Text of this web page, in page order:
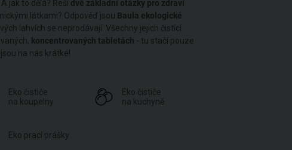
jak to dělá? Řeší dvě základní otázky pro zdraví
látkami? Odpověď jsou Baula ekologické
lahvích se neprodávají. Všechny jejich čistící
koncentrovaných tabletách - tu stačí pouze
na nás krátké!
Eko čističe
na koupelny
Eko čističe
na kuchyně
Eko prací prášky